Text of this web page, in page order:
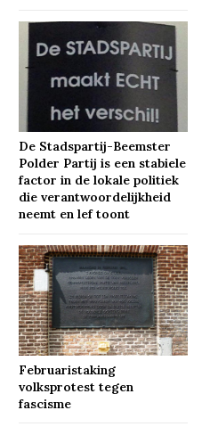
De Stadspartij-Beemster
Polder Partij is een stabiele
factor in de lokale politiek
die verantwoordelijkheid
neemt en lef toont
Februaristaking
volksprotest tegen
fascisme